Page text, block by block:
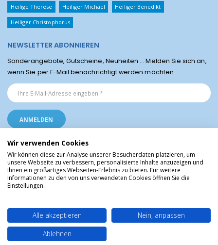
Heilige Therese Heiliger Michael Heiliger Benedikt
Heiliger Christophorus
NEWSLETTER ABONNIEREN
Sonderangebote, Gutscheine, Neuheiten ... Melden Sie sich an,
wenn Sie per E-Mail benachrichtigt werden möchten.
Religiöse Artikel aus Lourdes © Christliche Geschenke und Devotionalien aus
dem Heiligtum von Lourdes, Frankreich
Wir verwenden Cookies
Wir können diese zur Analyse unserer Besucherdaten platzieren, um
unsere Webseite zu verbessern, personalisierte Inhalte anzuzeigen und
Ihnen ein großartiges Webseiten-Erlebnis zu bieten. Für weitere
Informationen zu den von uns verwendeten Cookies öffnen Sie die
Einstellungen.
Alle akzeptieren
Nein, anpassen
Ablehnen